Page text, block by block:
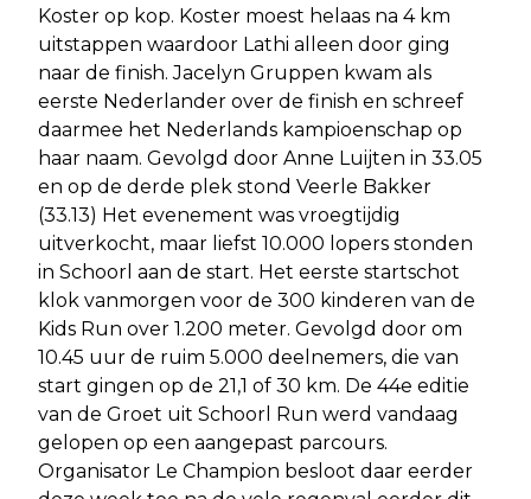
Koster op kop. Koster moest helaas na 4 km
uitstappen waardoor Lathi alleen door ging
naar de finish. Jacelyn Gruppen kwam als
eerste Nederlander over de finish en schreef
daarmee het Nederlands kampioenschap op
haar naam. Gevolgd door Anne Luijten in 33.05
en op de derde plek stond Veerle Bakker
(33.13) Het evenement was vroegtijdig
uitverkocht, maar liefst 10.000 lopers stonden
in Schoorl aan de start. Het eerste startschot
klok vanmorgen voor de 300 kinderen van de
Kids Run over 1.200 meter. Gevolgd door om
10.45 uur de ruim 5.000 deelnemers, die van
start gingen op de 21,1 of 30 km. De 44e editie
van de Groet uit Schoorl Run werd vandaag
gelopen op een aangepast parcours.
Organisator Le Champion besloot daar eerder